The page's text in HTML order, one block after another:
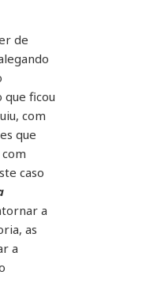
de
ficou
com
que
caso
a
as
a